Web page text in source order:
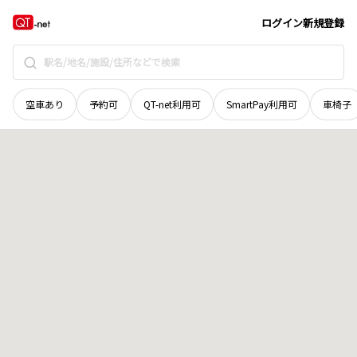
ログイン新規登録
空車あり 予約可 QT-net利用可 SmartPay利用可 車椅子
島根県